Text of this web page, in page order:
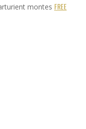
montes FREE